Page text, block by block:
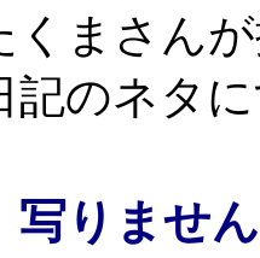
くまさん
のネタ
写りません